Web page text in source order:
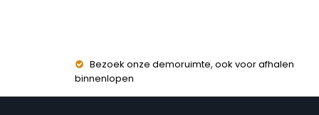
Bezoek onze demoruimte, ook voor afhalen
binnenlopen